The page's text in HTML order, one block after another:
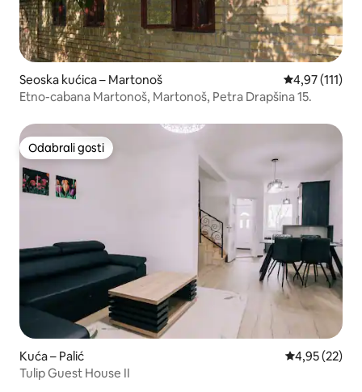
Seoska kućica – Martonoš Prosječna
4,97 (111)
Etno-cabana Martonoš, Martonoš, Petra Drapšina 15.
Odabrali gosti
Odabrali gosti
Kuća – Palić Prosječna
4,95 (22)
Tulip Guest House II